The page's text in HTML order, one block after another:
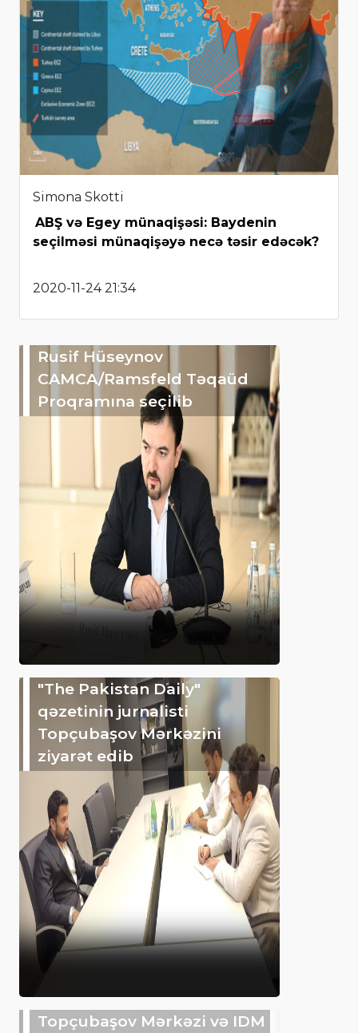
Simona Skotti
ABŞ və Egey münaqişəsi: Baydenin
seçilməsi münaqişəyə necə təsir edəcək?
2020-11-24 21:34
Rusif Hüseynov
CAMCA/Ramsfeld Təqaüd
Proqramına seçilib
"The Pakistan Daily"
qəzetinin jurnalisti
Topçubaşov Mərkəzini
ziyarət edib
Topçubaşov Mərkəzi və IDM